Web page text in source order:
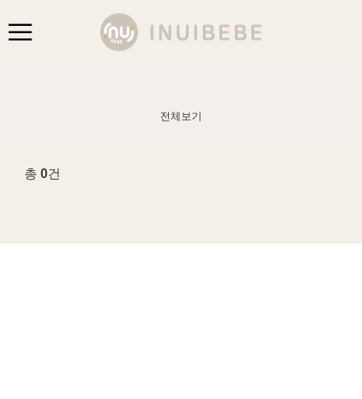
전체보기
총 0건